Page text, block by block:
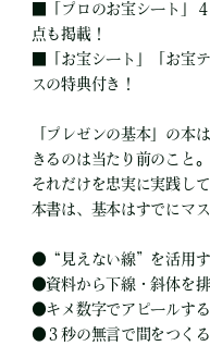
「プロのお宝シート」
点も掲載！
「お宝シート」「お宝
スの特典付き！
「プレゼンの基本」の本
きるのは当たり前のこと。
それだけを忠実に実践し
本書は、基本はすでにマ
● “見えない線”を活用
●資料から下線・斜体を
●キメ数字でアピールする
● ３秒の無言で間をつくる